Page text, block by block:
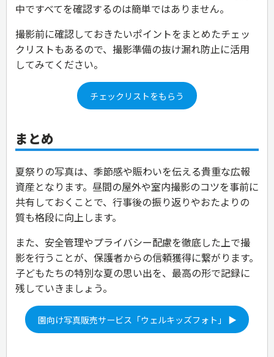
中ですべてを確認するのは簡単ではありません。
撮影前に確認しておきたいポイントをまとめたチェッ
クリストもあるので、撮影準備の抜け漏れ防止に活用
してみてください。
チェックリストをもらう
まとめ
夏祭りの写真は、季節感や賑わいを伝える貴重な広報
資産となります。昼間の屋外や室内撮影のコツを事前に
共有しておくことで、行事後の振り返りやおたよりの
質も格段に向上します。
また、安全管理やプライバシー配慮を徹底した上で撮
影を行うことが、保護者からの信頼獲得に繋がります。
子どもたちの特別な夏の思い出を、最高の形で記録に
残していきましょう。
園向け写真販売サービス「ウェルキッズフォト」 ▶